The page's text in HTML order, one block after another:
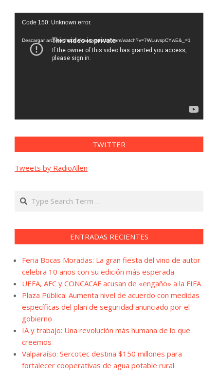
Reproductor
vídeo
Code 150: Unknown error.
Descargar archivo: https://www.youtube.com/watch?v=7WLuvspCYwE&_=1
TWITTER
Tweets by RadioAllen
Search
ENTRADAS RECIENTES
Feria Bocas Moradas: La gran fiesta del vino de autor
celebra 10 años con su edición más esperada
UEFA, AFC y CONCACAF acusan de «engaño» a la FIFA
Plaza Pública: Aumenta nivel de acuerdo con medidas
específicas del plan de seguridad anunciado por el
gobierno
IA y trabajo: Una revolución más humana de lo que
creemos
Valparaíso: Sercotec destina $150 millones para
fortalecer cooperativas de agua potable rural